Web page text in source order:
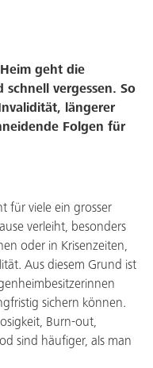
geht die
vergessen. So
längerer
Folgen für
für viele ein grosser
verleiht, besonders
oder in Krisenzeiten,
Aus diesem Grund ist
sichern können.
Burn-out,
sind häufiger, als man